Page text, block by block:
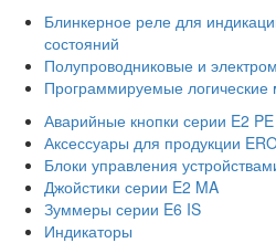
Блинкерное реле для
состояний
Полупроводниковые и
Программируемые
Аварийные кнопки серии E2 PE
Аксессуары для продукции
Блоки управления
Джойстики серии E2 MA
Зуммеры серии E6 IS
Индикаторы